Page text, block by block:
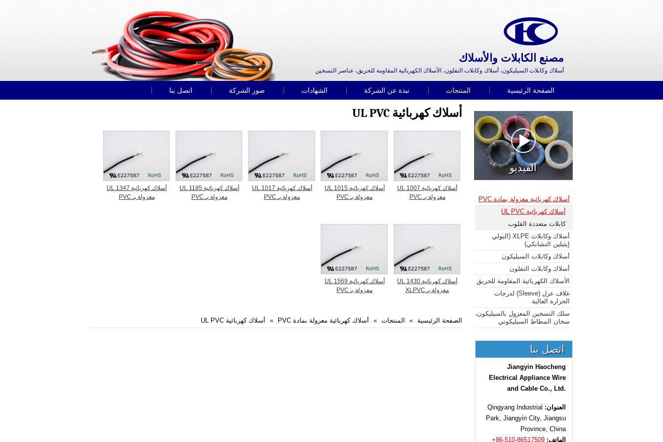
مصنع الكابلات والأسلاك
أسلاك وكابلات السيليكون، أسلاك وكابلات التفلون، الأسلاك الكهربائية المقاومة للحريق، عناصر التسخين
الصفحة الرئيسية المنتجات نبذة عن الشركة الشهادات صور الشركة اتصل بنا
الفيديو
أسلاك كهربائية UL PVC
الصفحة الرئيسية المنتجات أسلاك كهربائية معزولة بمادة PVC أسلاك كهربائية UL PVC
أسلاك كهربائية UL 1007
معزولة بـ PVC
أسلاك كهربائية UL 1015
معزولة بـ PVC
أسلاك كهربائية UL 1017
معزولة بـ PVC
أسلاك كهربائية UL 1185
معزولة بـ PVC
أسلاك كهربائية UL 1347
معزولة بـ PVC
أسلاك كهربائية UL 1430
معزولة بـ XLPVC
أسلاك كهربائية UL 1569
معزولة بـ PVC
أسلاك كهربائية معزولة بمادة PVC
أسلاك كهربائية UL PVC
كابلات متعددة القلوب
أسلاك وكابلات XLPE (البولي
إيثيلين التشابكي)
أسلاك وكابلات السيليكون
أسلاك وكابلات التفلون
الأسلاك الكهربائية المقاومة للحريق
غلاف عزل (Sleeve) لدرجات
الحرارة العالية
سلك التسخين المعزول بالسيليكون،
سخان المطاط السيليكوني
اتصل بنا
Jiangyin Haocheng
Electrical Appliance Wire
and Cable Co., Ltd.
العنوان: Qingyang Industrial
Park, Jiangyin City, Jiangsu
Province, China
الهاتف: +86-510-86517509